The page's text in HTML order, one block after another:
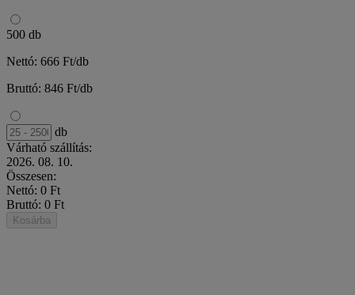
500 db
Nettó: 666 Ft/db
Bruttó: 846 Ft/db
db
Várható szállítás:
2026. 08. 10.
Összesen:
Nettó: 0 Ft
Bruttó: 0 Ft
Kosárba